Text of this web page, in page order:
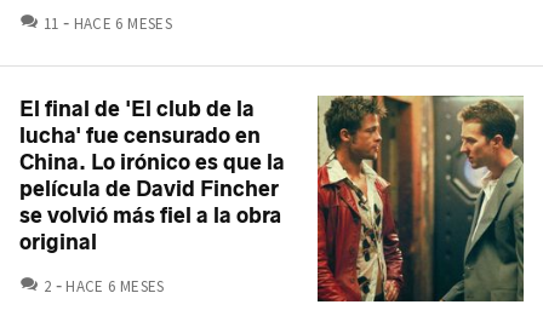
11 COMENTARIOS
HACE 6 MESES
El final de 'El club de la
lucha' fue censurado en
China. Lo irónico es que la
película de David Fincher
se volvió más fiel a la obra
original
2 COMENTARIOS
HACE 6 MESES